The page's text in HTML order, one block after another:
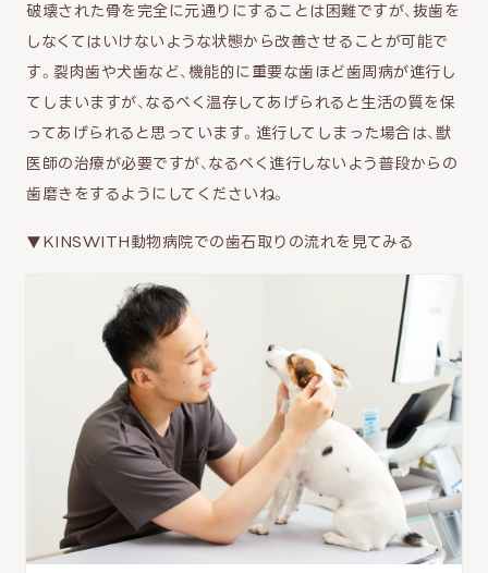
破壊された骨を完全に元通りにすることは困難ですが、抜歯を
しなくてはいけないような状態から改善させることが可能で
す。裂肉歯や犬歯など、機能的に重要な歯ほど歯周病が進行し
てしまいますが、なるべく温存してあげられると生活の質を保
ってあげられると思っています。進行してしまった場合は、獣
医師の治療が必要ですが、なるべく進行しないよう普段からの
歯磨きをするようにしてくださいね。
▼KINSWITH動物病院での歯石取りの流れを見てみる